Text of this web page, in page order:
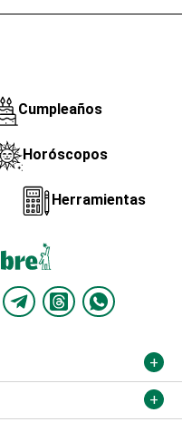
Cumpleaños
Horóscopos
Herramientas